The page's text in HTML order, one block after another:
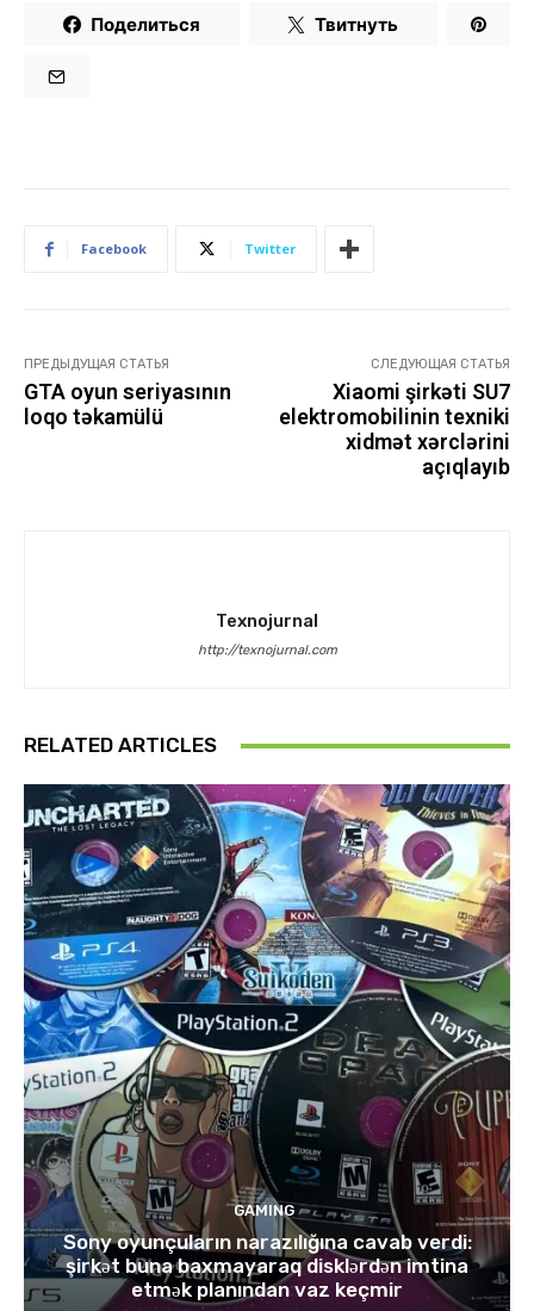
Поделиться Твитнуть
Facebook Twitter
ПРЕДЫДУЩАЯ СТАТЬЯ
GTA oyun seriyasının
loqo təkamülü
СЛЕДУЮЩАЯ СТАТЬЯ
Xiaomi şirkəti SU7
elektromobilinin texniki
xidmət xərclərini
açıqlayıb
Texnojurnal
http://texnojurnal.com
RELATED ARTICLES
GAMING
Sony oyunçuların narazılığına cavab verdi:
şirkət buna baxmayaraq disklərdən imtina
etmək planından vaz keçmir